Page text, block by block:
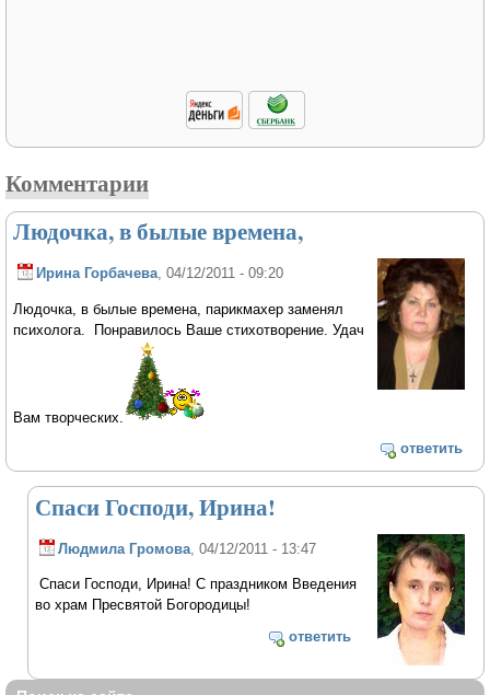
Комментарии
Людочка, в былые времена,
Ирина Горбачева , 04/12/2011 - 09:20
Людочка, в былые времена, парикмахер заменял
психолога. Понравилось Ваше стихотворение. Удач
Вам творческих.
ответить
Спаси Господи, Ирина!
Людмила Громова , 04/12/2011 - 13:47
Спаси Господи, Ирина! С праздником Введения
во храм Пресвятой Богородицы!
ответить